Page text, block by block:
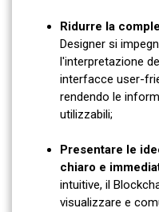
Ridurre la
Designer si
l'interpretazione
interfacce user-
rendendo le
utilizzabili;
Presentare le
chiaro e
intuitive, il
visualizzare e